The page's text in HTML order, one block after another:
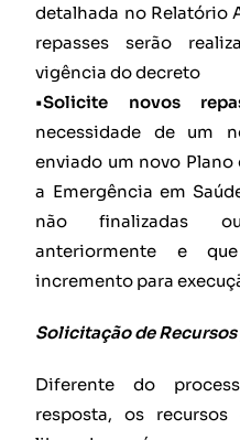
detalhada no Relatório
repasses serão
vigência do decreto
•Solicite novos
necessidade de um
enviado um novo Plano
a Emergência em
não finalizadas
anteriormente e
incremento para
Solicitação de
Diferente do
resposta, os